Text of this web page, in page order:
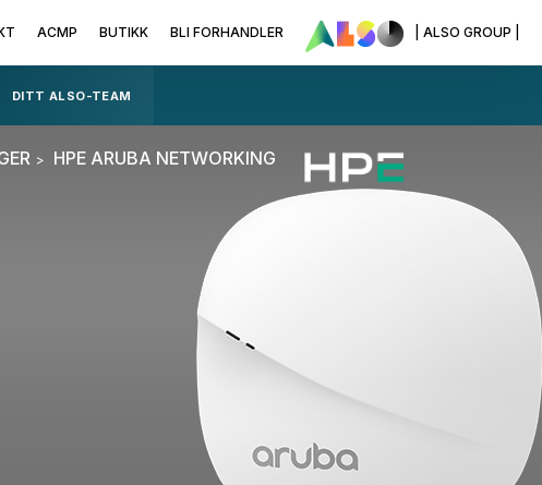
| ALSO GROUP |
ACMP BUTIKK BLI FORHANDLER
DITT ALSO-TEAM
HPE ARUBA NETWORKING